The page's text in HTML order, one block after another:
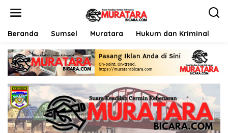
Beranda Sumsel Muratara Hukum dan Kriminal